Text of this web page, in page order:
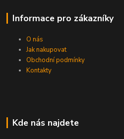
Informace pro zákazníky
O nás
Jak nakupovat
Obchodní podmínky
Kontakty
Kde nás najdete